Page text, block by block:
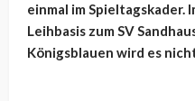
einmal im
Leihbasis zum SV
Königsblauen wird es